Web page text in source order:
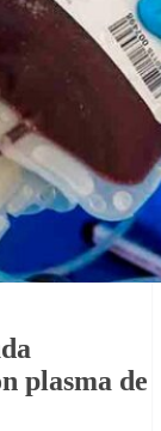
plasma de